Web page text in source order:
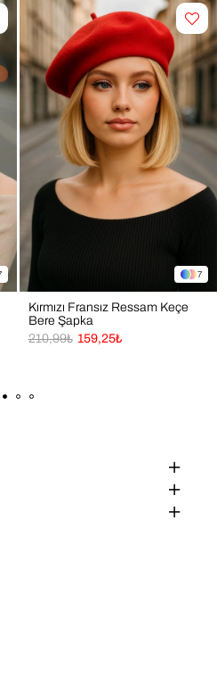
7
Kırmızı Fransız Ressam Keçe
Bere Şapka
159,25₺
210,99₺